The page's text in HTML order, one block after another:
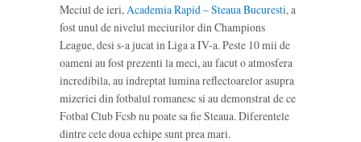
Meciul de ieri, Academia Rapid – Steaua Bucuresti, a
fost unul de nivelul meciurilor din Champions
League, desi s-a jucat in Liga a IV-a. Peste 10 mii de
oameni au fost prezenti la meci, au facut o atmosfera
incredibila, au indreptat lumina reflectoarelor asupra
mizeriei din fotbalul romanesc si au demonstrat de ce
Fotbal Club Fcsb nu poate sa fie Steaua. Diferentele
dintre cele doua echipe sunt prea mari.